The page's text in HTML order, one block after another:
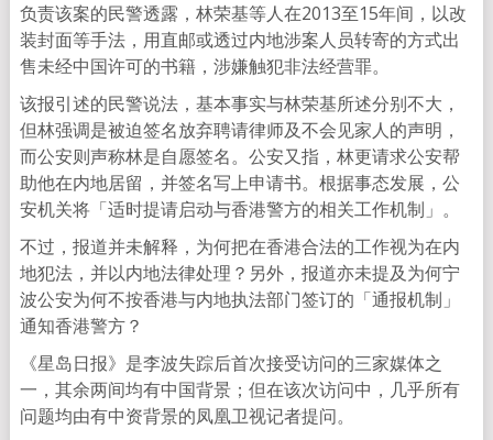
负责该案的民警透露，林荣基等人在2013至15年间，以改
装封面等手法，用直邮或透过内地涉案人员转寄的方式出
售未经中国许可的书籍，涉嫌触犯非法经营罪。
该报引述的民警说法，基本事实与林荣基所述分别不大，
但林强调是被迫签名放弃聘请律师及不会见家人的声明，
而公安则声称林是自愿签名。公安又指，林更请求公安帮
助他在内地居留，并签名写上申请书。根据事态发展，公
安机关将「适时提请启动与香港警方的相关工作机制」。
不过，报道并未解释，为何把在香港合法的工作视为在内
地犯法，并以内地法律处理？另外，报道亦未提及为何宁
波公安为何不按香港与内地执法部门签订的「通报机制」
通知香港警方？
《星岛日报》是李波失踪后首次接受访问的三家媒体之
一，其余两间均有中国背景；但在该次访问中，几乎所有
问题均由有中资背景的凤凰卫视记者提问。